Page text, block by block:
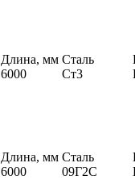
Длина, мм
6000
Сталь
Ст3
Длина, мм
6000
Сталь
09Г2С